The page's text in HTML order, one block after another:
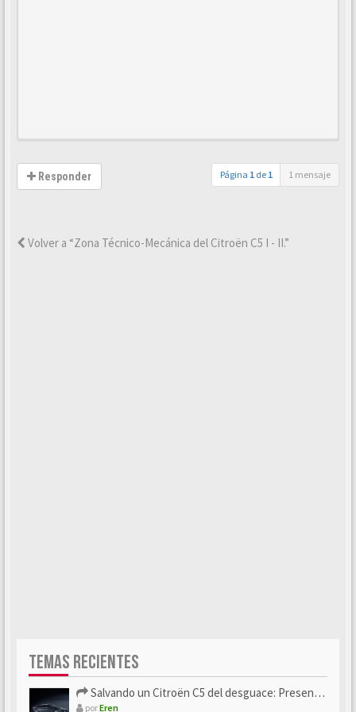
Responder Página 1 de 1 1 mensaje
Volver a “Zona Técnico-Mecánica del Citroën C5 I - II.”
TEMAS RECIENTES
Salvando un Citroën C5 del desguace: Presentación y seguimiento
porEren